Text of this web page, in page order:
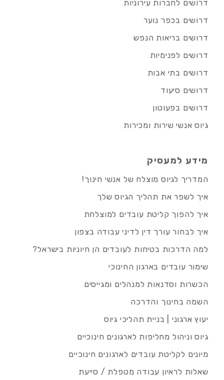
דרושים לחברות עירוניות
דרושים בכפר נוער
דרושים בריאות הנפש
דרושים לפנימיות
דרושים בתי אבות
דרושים סיעוד
דרושים בפעוטון
גיוס אנשי שירות ומכירות
מידע למעסיק
המדריך לגיוס מוצלח של אנשי חינוך!
איך לשפר את תהליך הגיוס שלך
איך להפוך קליטת עובדים למוצלחת
איך לבחור עורך דין לדיני עבודה בצפון
למה הדרכות בטיחות לעובדים הן חיוניות בישראל?
שימור עובדים בארגון החינוכי
הכשרות וסדנאות למנהלים ומגייסים
השמה בחינוך והדרכה
יעוץ ארגוני | בניית תהליכי גיוס
גיוס וניהול מחליפות לארגונים חינוכיים
מיונים לקליטת עובדים לארגונים חינוכיים
שאלות לראיון עבודה מטפלת / סייעת